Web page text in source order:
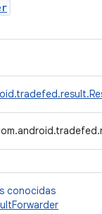
conocidas